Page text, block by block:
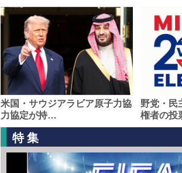
米国・サウジアラビア原子力協
力協定が持…
野党・民
権者の
特集